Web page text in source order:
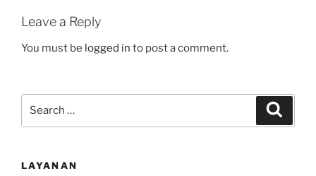
Leave a Reply
You must be logged in to post a comment.
LAYANAN